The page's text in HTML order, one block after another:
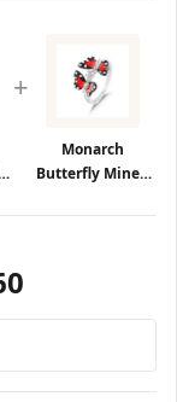
+
Monarch
Butterfly Mineli
Figürlü Gümüş